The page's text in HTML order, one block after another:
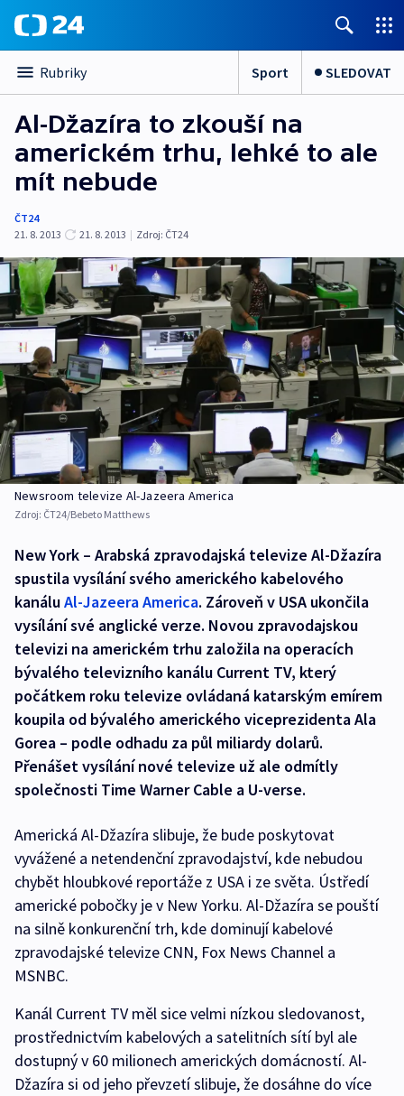
Rubriky Sport SLEDOVAT
Al-Džazíra to zkouší na
americkém trhu, lehké to ale
mít nebude
ČT24
21. 8. 2013
21. 8. 2013 | Zdroj: ČT24
Newsroom televize Al-Jazeera America
Zdroj: ČT24/Bebeto Matthews
New York – Arabská zpravodajská televize Al-Džazíra
spustila vysílání svého amerického kabelového
kanáluAl-Jazeera America. Zároveň v USA ukončila
vysílání své anglické verze. Novou zpravodajskou
televizi na americkém trhu založila na operacích
bývalého televizního kanálu Current TV, který
počátkem roku televize ovládaná katarským emírem
koupila od bývalého amerického viceprezidenta Ala
Gorea – podle odhadu za půl miliardy dolarů.
Přenášet vysílání nové televize už ale odmítly
společnosti Time Warner Cable a U-verse.
Americká Al-Džazíra slibuje, že bude poskytovat
vyvážené a netendenční zpravodajství, kde nebudou
chybět hloubkové reportáže z USA i ze světa. Ústředí
americké pobočky je v New Yorku. Al-Džazíra se pouští
na silně konkurenční trh, kde dominují kabelové
zpravodajské televize CNN, Fox News Channel a
MSNBC.
Kanál Current TV měl sice velmi nízkou sledovanost,
prostřednictvím kabelových a satelitních sítí byl ale
dostupný v 60 milionech amerických domácností. Al-
Džazíra si od jeho převzetí slibuje, že dosáhne do více